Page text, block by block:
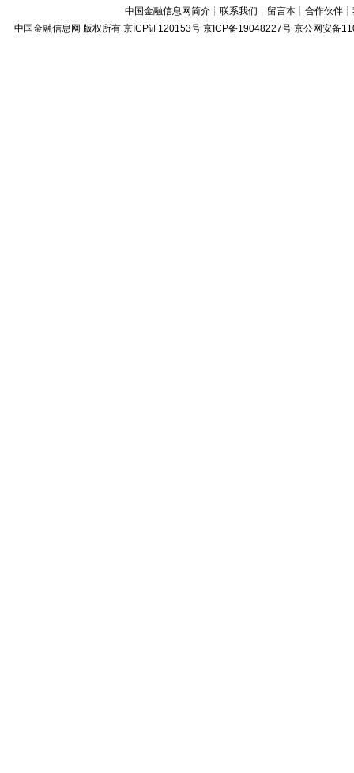
中国金融信息网简介 ┊联系我们 ┊ 留言本 ┊合作伙伴 ┊
中国金融信息网 版权所有 京ICP证120153号 京ICP备19048227号 京公网安备